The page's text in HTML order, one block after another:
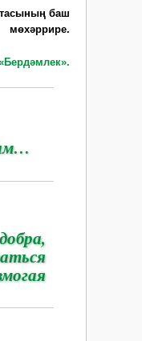
баш
мөхәррире.